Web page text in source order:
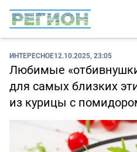
ИНТЕРЕСНОЕ12.10.2025, 23:05
Любимые
для самых близких
из курицы с